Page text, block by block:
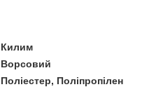
Килим
Ворсовий
Поліестер, Поліпропілен